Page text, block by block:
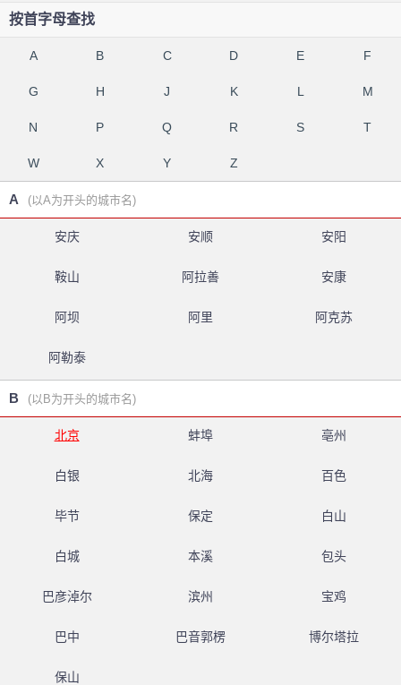
按首字母查找
A B C D E F
G H J K L M
N P Q R S T
W X Y Z
A (以A为开头的城市名)
安庆 安顺 安阳
鞍山 阿拉善 安康
阿坝 阿里 阿克苏
阿勒泰
B (以B为开头的城市名)
北京 蚌埠 亳州
白银 北海 百色
毕节 保定 白山
白城 本溪 包头
巴彦淖尔 滨州 宝鸡
巴中 巴音郭楞 博尔塔拉
保山